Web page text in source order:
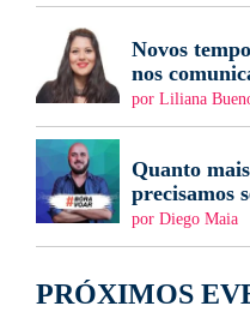
Novos
nos
por Liliana
Quanto
precisamos
por Diego Maia
PRÓXIMOS